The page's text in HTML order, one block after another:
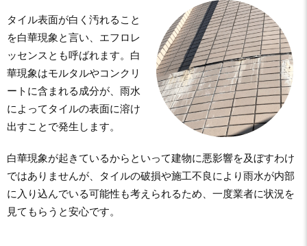
タイル表面が白く汚れること
を白華現象と言い、エフロレ
ッセンスとも呼ばれます。白
華現象はモルタルやコンクリ
ートに含まれる成分が、雨水
によってタイルの表面に溶け
出すことで発生します。
白華現象が起きているからといって建物に悪影響を及ぼすわけ
ではありませんが、タイルの破損や施工不良により雨水が内部
に入り込んでいる可能性も考えられるため、一度業者に状況を
見てもらうと安心です。